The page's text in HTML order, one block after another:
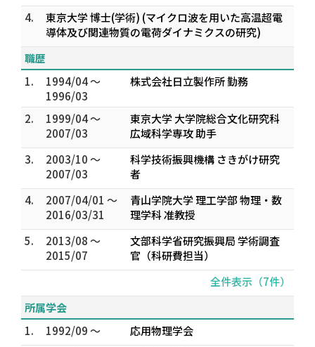
4.
東京大学 博士(学術) (マイクロ波を用いた高温超電
導体及び関連物質の電荷ダイナミクスの研究)
職歴
1.
1994/04 ～
1996/03
株式会社日立製作所 勤務
2.
1999/04 ～
2007/03
東京大学 大学院総合文化研究科
広域科学専攻 助手
3.
2003/10 ～
2007/03
科学技術振興機構 さきがけ研究
者
4.
2007/04/01 ～
2016/03/31
青山学院大学 理工学部 物理・数
理学科 准教授
5.
2013/08 ～
2015/07
文部科学省研究振興局 学術調査
官（科研費担当）
全件表示（7件）
所属学会
1.
1992/09 ～
応用物理学会